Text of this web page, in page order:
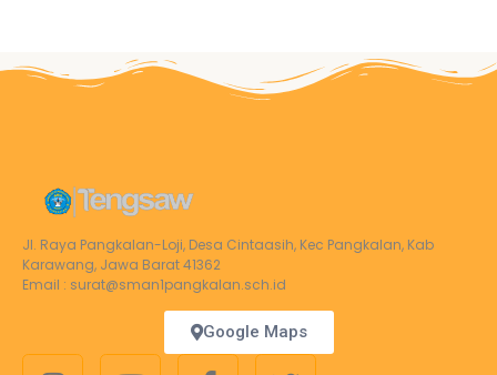
Jl. Raya Pangkalan-Loji, Desa Cintaasih, Kec Pangkalan, Kab
Karawang, Jawa Barat 41362
Email : surat@sman1pangkalan.sch.id
Google Maps